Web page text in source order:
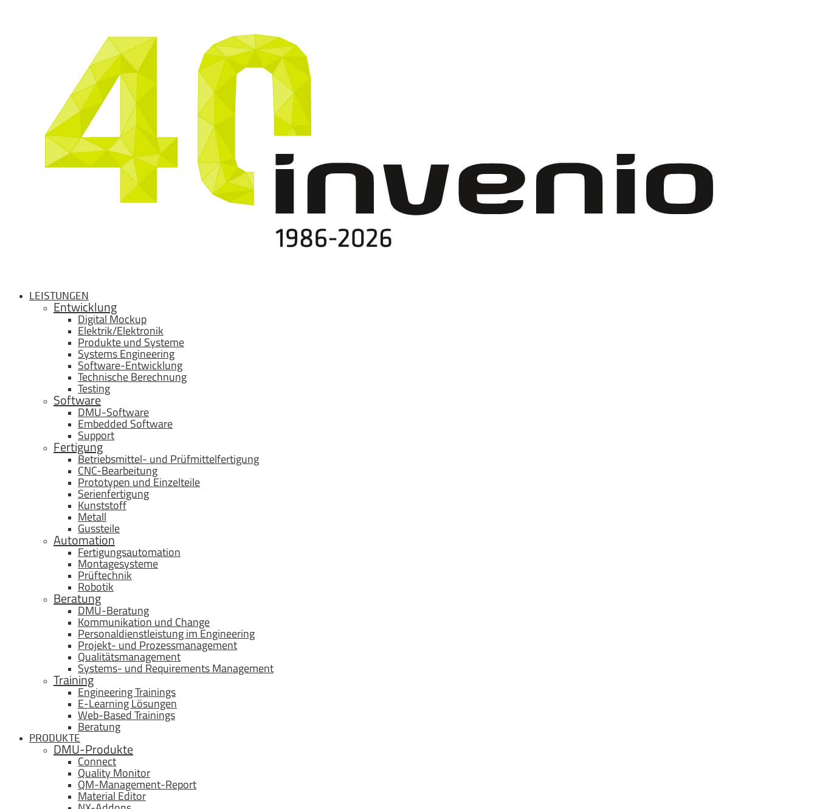
LEISTUNGEN
Entwicklung
Digital Mockup
Elektrik/Elektronik
Produkte und Systeme
Systems Engineering
Software-Entwicklung
Technische Berechnung
Testing
Software
DMU-Software
Embedded Software
Support
Fertigung
Betriebsmittel- und Prüfmittelfertigung
CNC-Bearbeitung
Prototypen und Einzelteile
Serienfertigung
Kunststoff
Metall
Gussteile
Automation
Fertigungsautomation
Montagesysteme
Prüftechnik
Robotik
Beratung
DMU-Beratung
Kommunikation und Change
Personaldienstleistung im Engineering
Projekt- und Prozessmanagement
Qualitätsmanagement
Systems- und Requirements Management
Training
Engineering Trainings
E-Learning Lösungen
Web-Based Trainings
Beratung
PRODUKTE
DMU-Produkte
Connect
Quality Monitor
QM-Management-Report
Material Editor